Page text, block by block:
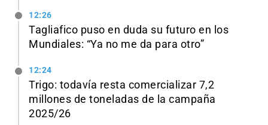
12:26
Tagliafico puso en duda su futuro en los
Mundiales: “Ya no me da para otro”
12:24
Trigo: todavía resta comercializar 7,2
millones de toneladas de la campaña
2025/26